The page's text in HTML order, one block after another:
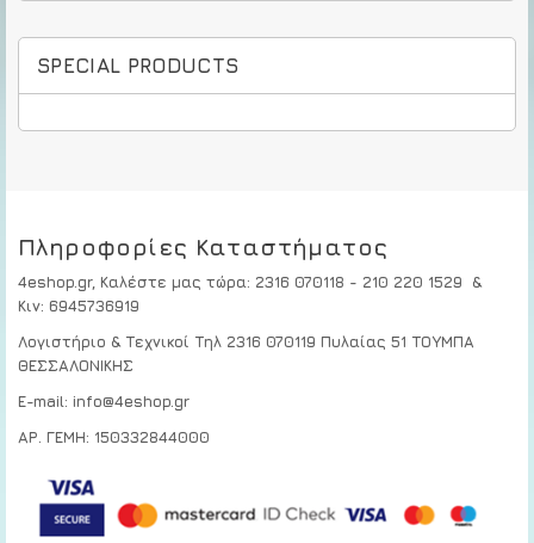
SPECIAL PRODUCTS
Πληροφορίες Καταστήματος
4eshop.gr, Καλέστε μας τώρα: 2316 070118 - 210 220 1529
&
Κιν: 6945736919
Λογιστήριο & Τεχνικοί Τηλ 2316 070119 Πυλαίας 51 ΤΟΥΜΠΑ
ΘΕΣΣΑΛΟΝΙΚΗΣ
E-mail: info@4eshop.gr
ΑΡ. ΓΕΜΗ: 150332844000